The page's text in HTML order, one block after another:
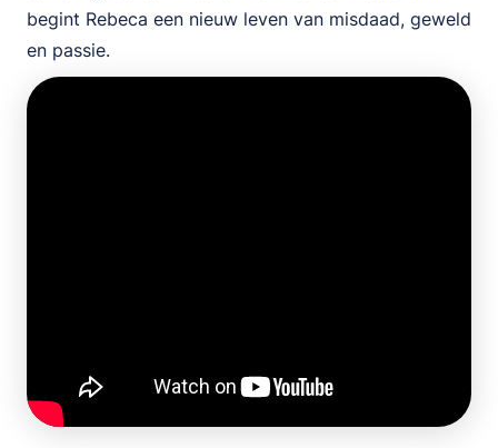
begint Rebeca een nieuw leven van misdaad, geweld
en passie.